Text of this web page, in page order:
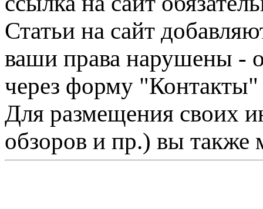
Статьи на сайт
ваши права нарушены -
через форму "Контакты"
Для размещения своих
обзоров и пр.) вы также